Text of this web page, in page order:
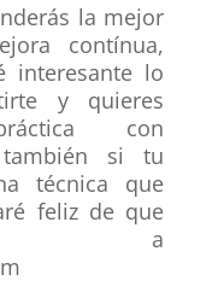
la mejor
contínua,
interesante lo
y quieres
con
también si tu
técnica que
feliz de que
a